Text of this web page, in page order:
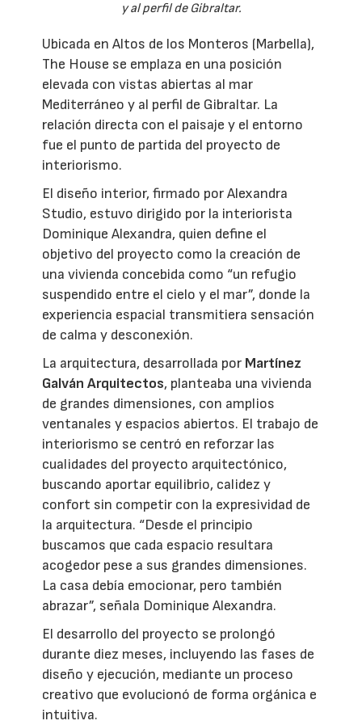
y al perfil de Gibraltar.
Ubicada en Altos de los Monteros (Marbella),
The House se emplaza en una posición
elevada con vistas abiertas al mar
Mediterráneo y al perfil de Gibraltar. La
relación directa con el paisaje y el entorno
fue el punto de partida del proyecto de
interiorismo.
El diseño interior, firmado por Alexandra
Studio, estuvo dirigido por la interiorista
Dominique Alexandra, quien define el
objetivo del proyecto como la creación de
una vivienda concebida como “un refugio
suspendido entre el cielo y el mar”, donde la
experiencia espacial transmitiera sensación
de calma y desconexión.
La arquitectura, desarrollada por Martínez
Galván Arquitectos, planteaba una vivienda
de grandes dimensiones, con amplios
ventanales y espacios abiertos. El trabajo de
interiorismo se centró en reforzar las
cualidades del proyecto arquitectónico,
buscando aportar equilibrio, calidez y
confort sin competir con la expresividad de
la arquitectura. “Desde el principio
buscamos que cada espacio resultara
acogedor pese a sus grandes dimensiones.
La casa debía emocionar, pero también
abrazar”, señala Dominique Alexandra.
El desarrollo del proyecto se prolongó
durante diez meses, incluyendo las fases de
diseño y ejecución, mediante un proceso
creativo que evolucionó de forma orgánica e
intuitiva.